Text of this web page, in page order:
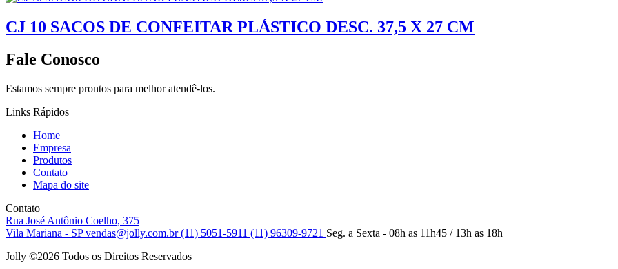
CJ 10 SACOS DE CONFEITAR PLÁSTICO DESC. 37,5 X 27 CM
Fale Conosco
Estamos sempre prontos para melhor atendê-los.
Links Rápidos
Home
Empresa
Produtos
Contato
Mapa do site
Contato
Rua José Antônio Coelho, 375
Vila Mariana - SPvendas@jolly.com.br(11) 5051-5911 (11) 96309-9721 Seg. a Sexta - 08h as 11h45 / 13h as 18h
Jolly ©2026 Todos os Direitos Reservados